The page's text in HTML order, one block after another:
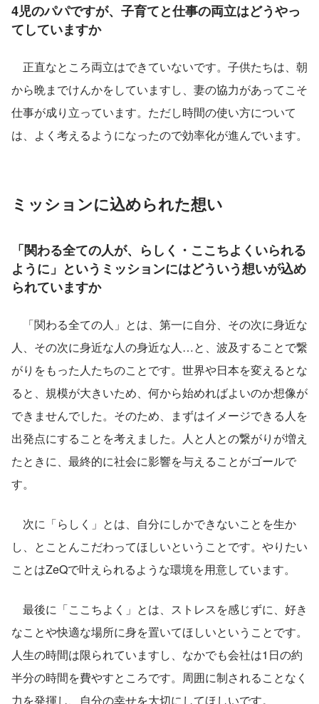
4児のパパですが、子育てと仕事の両立はどうやっ
てしていますか
正直なところ両立はできていないです。子供たちは、朝
から晩までけんかをしていますし、妻の協力があってこそ
仕事が成り立っています。ただし時間の使い方について
は、よく考えるようになったので効率化が進んでいます。
ミッションに込められた想い
「関わる全ての人が、らしく・ここちよくいられる
ように」というミッションにはどういう想いが込め
られていますか
「関わる全ての人」とは、第一に自分、その次に身近な
人、その次に身近な人の身近な人…と、波及することで繋
がりをもった人たちのことです。世界や日本を変えるとな
ると、規模が大きいため、何から始めればよいのか想像が
できませんでした。そのため、まずはイメージできる人を
出発点にすることを考えました。人と人との繋がりが増え
たときに、最終的に社会に影響を与えることがゴールで
す。
次に「らしく」とは、自分にしかできないことを生か
し、とことんこだわってほしいということです。やりたい
ことはZeQで叶えられるような環境を用意しています。
最後に「ここちよく」とは、ストレスを感じずに、好き
なことや快適な場所に身を置いてほしいということです。
人生の時間は限られていますし、なかでも会社は1日の約
半分の時間を費やすところです。周囲に制されることなく
力を発揮し、自分の幸せを大切にしてほしいです。